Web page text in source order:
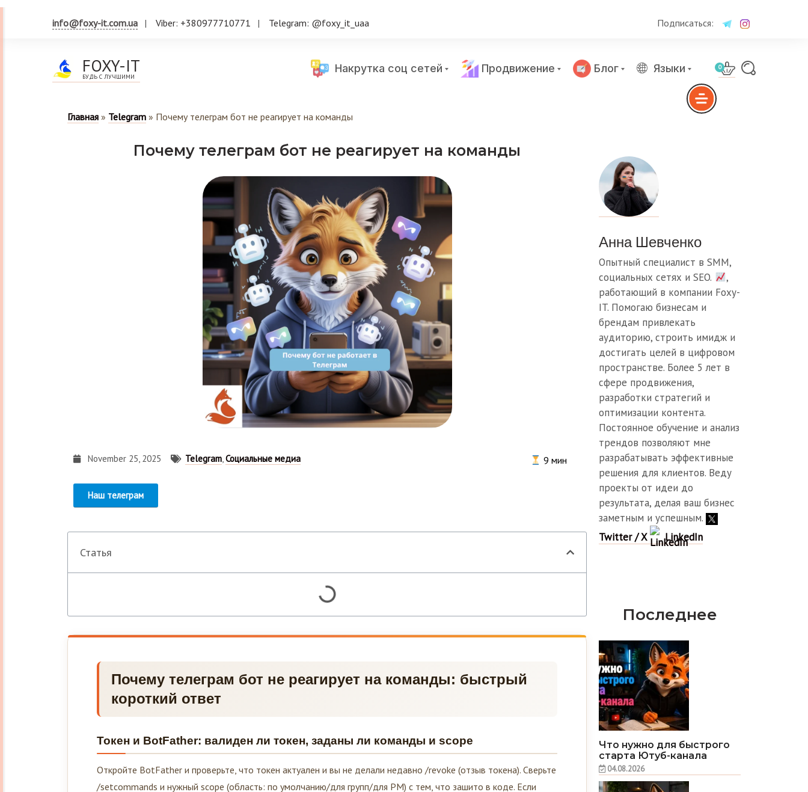
FOXY-IT
БУДЬ С ЛУЧШИМИ
Накрутка соц сетей
Главная Telegram Почему телеграм бот не реагирует на команды
Почему телеграм бот не реагирует на команды
November 25, 2025 Telegram Социальные медиа
Наш телеграм
9
Статья
Почему телеграм бот не реагирует на команды: быстрый
короткий ответ
Токен и BotFather: валиден ли токен, заданы ли команды и scope
Откройте BotFather и проверьте, что токен актуален и вы не делали недавно /revoke (отзыв токена). Сверьте
/setcommands и нужный scope (область: по умолчанию/для групп/для PM) с тем, что зашито в коде. Если
Анна Шевченко
Опытный специалист в SMM,
социальных сетях и SEO.
работающий в компании Foxy-
IT. Помогаю бизнесам и
брендам привлекать
аудиторию, строить имидж и
достигать целей в цифровом
пространстве. Более 5 лет в
сфере продвижения,
разработки стратегий и
оптимизации контента.
Постоянное обучение и анализ
трендов позволяют мне
разрабатывать эффективные
решения для клиентов. Веду
проекты от идеи до
результата, делая ваш бизнес
заметным и успешным.
Twitter / X
LinkedIn
Последнее
Что нужно для быстрого
старта Ютуб-канала
04.08.2026